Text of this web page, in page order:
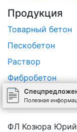
Продукция
Товарный бетон
Пескобетон
Раствор
Фибробетон
Керамзитобетон
ФЛ Козюра Юрий
Полезная